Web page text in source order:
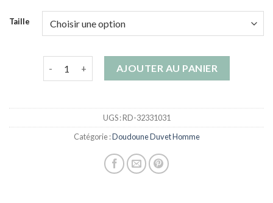
Taille
quantité de doudoune duvet homme
AJOUTER AU PANIER
UGS :RD-32331031
Catégorie :Doudoune Duvet Homme